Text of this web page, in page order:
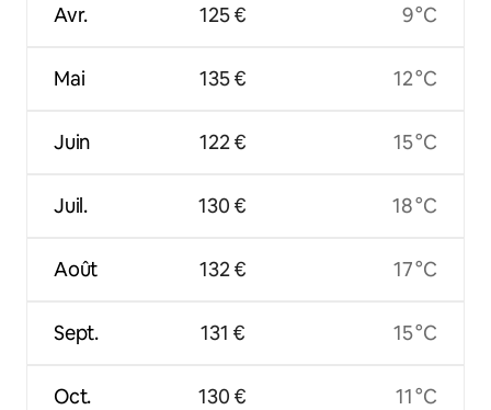
Avr.
Mai
Juin
Juil.
Août
Sept.
Oct.
125 €
135 €
122 €
130 €
132 €
131 €
130 €
9 °C
12 °C
15 °C
18 °C
17 °C
15 °C
11 °C